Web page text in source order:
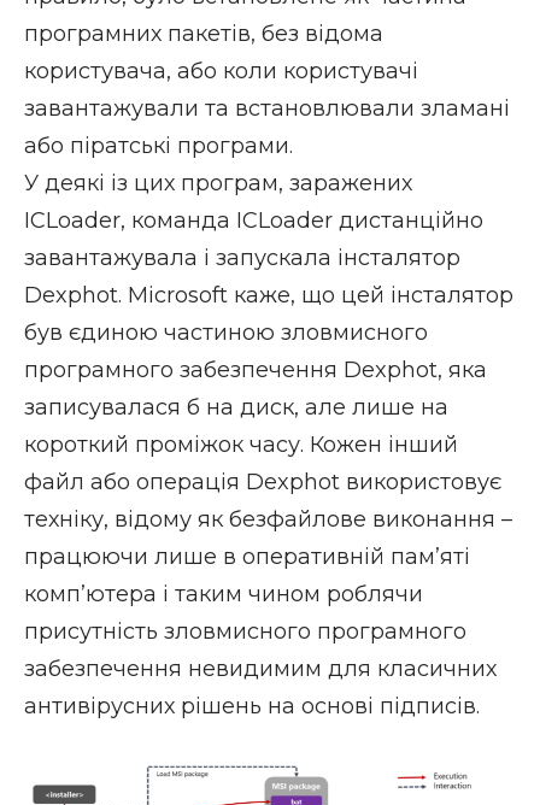
програмних пакетів, без відома
користувача, або коли користувачі
завантажували та встановлювали зламані
або піратські програми.
У деякі із цих програм, заражених
ICLoader, команда ICLoader дистанційно
завантажувала і запускала інсталятор
Dexphot. Microsoft каже, що цей інсталятор
був єдиною частиною зловмисного
програмного забезпечення Dexphot, яка
записувалася б на диск, але лише на
короткий проміжок часу. Кожен інший
файл або операція Dexphot використовує
техніку, відому як безфайлове виконання –
працюючи лише в оперативній пам’яті
комп’ютера і таким чином роблячи
присутність зловмисного програмного
забезпечення невидимим для класичних
антивірусних рішень на основі підписів.